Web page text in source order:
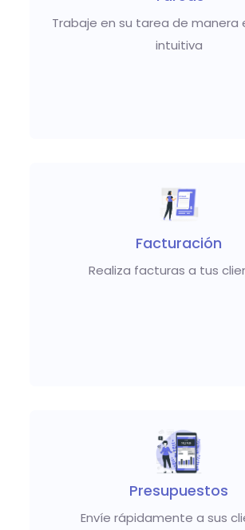
Trabaje en su tarea de manera
intuitiva
Facturación
Realiza facturas a tus
Presupuestos
Envíe rápidamente a sus